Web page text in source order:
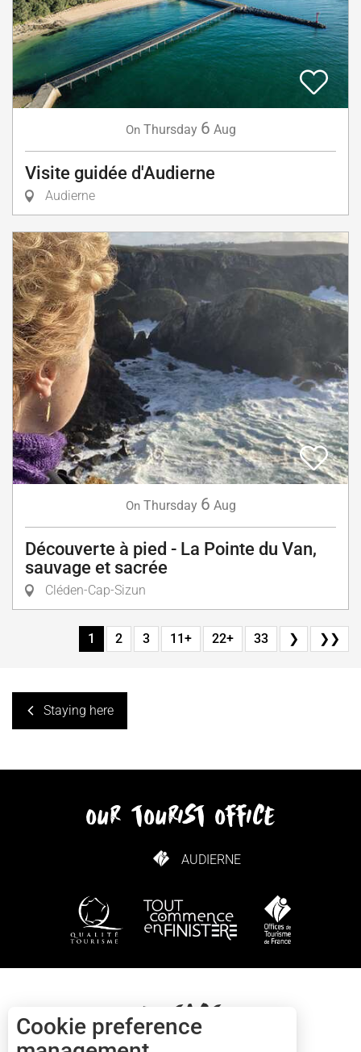
On Thursday 6 Aug
Visite guidée d'Audierne
Audierne
On Thursday 6 Aug
Découverte à pied - La Pointe du Van,
sauvage et sacrée
Cléden-Cap-Sizun
1 2 3 11+ 22+ 33 ❯ ❯❯
Staying here
our tourist office
AUDIERNE
HOW TO GET HERE
Contact
Cookie preference